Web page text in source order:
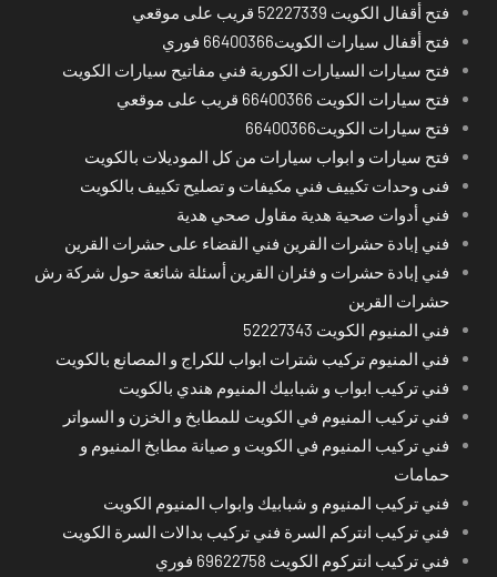
فتح أقفال الكويت 52227339 قريب على موقعي
فتح أقفال سيارات الكويت66400366 فوري
فتح سيارات السيارات الكورية فني مفاتيح سيارات الكويت
فتح سيارات الكويت 66400366 قريب على موقعي
فتح سيارات الكويت66400366
فتح سيارات و ابواب سيارات من كل الموديلات بالكويت
فنى وحدات تكييف فني مكيفات و تصليح تكييف بالكويت
فني أدوات صحية هدية مقاول صحي هدية
فني إبادة حشرات القرين فني القضاء على حشرات القرين
فني إبادة حشرات و فئران القرين أسئلة شائعة حول شركة رش
حشرات القرين
فني المنيوم الكويت 52227343
فني المنيوم تركيب شترات ابواب للكراج و المصانع بالكويت
فني تركيب ابواب و شبابيك المنيوم هندي بالكويت
فني تركيب المنيوم في الكويت للمطابخ و الخزن و السواتر
فني تركيب المنيوم في الكويت و صيانة مطابخ المنيوم و
حمامات
فني تركيب المنيوم و شبابيك وابواب المنيوم الكويت
فني تركيب انتركم السرة فني تركيب بدالات السرة الكويت
فني تركيب انتركوم الكويت 69622758 فوري